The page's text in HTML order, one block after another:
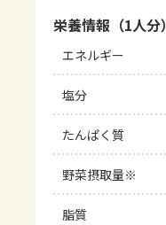
栄養情報（1人分）
エネルギー
塩分
たんぱく質
野菜摂取量※
脂質